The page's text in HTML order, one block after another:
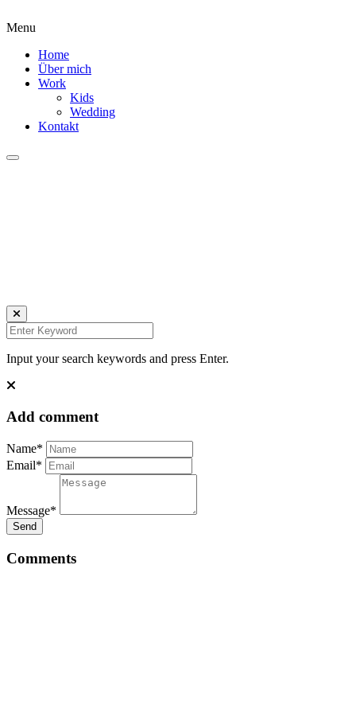
Menu
Home
Über mich
Work
Kids
Wedding
Kontakt
Input your search keywords and press Enter.
Add comment
Name*
Email*
Message*
Send
Comments